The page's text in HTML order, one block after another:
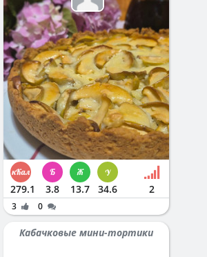
279.1 3.8 13.7 34.6 2
3 0
Кабачковые мини-тортики